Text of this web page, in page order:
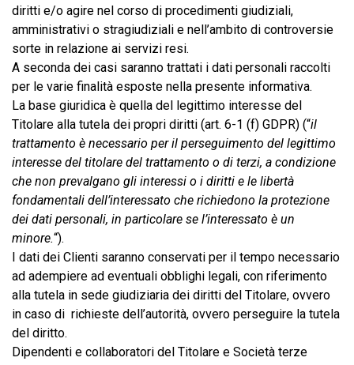
diritti e/o agire nel corso di procedimenti giudiziali,
amministrativi o stragiudiziali e nell’ambito di controversie
sorte in relazione ai servizi resi.
A seconda dei casi saranno trattati i dati personali raccolti
per le varie finalità esposte nella presente informativa.
La base giuridica è quella del legittimo interesse del
Titolare alla tutela dei propri diritti (art. 6-1 (f) GDPR) (“il
trattamento è necessario per il perseguimento del legittimo
interesse del titolare del trattamento o di terzi, a condizione
che non prevalgano gli interessi o i diritti e le libertà
fondamentali dell’interessato che richiedono la protezione
dei dati personali, in particolare se l’interessato è un
minore.“).
I dati dei Clienti saranno conservati per il tempo necessario
ad adempiere ad eventuali obblighi legali, con riferimento
alla tutela in sede giudiziaria dei diritti del Titolare, ovvero
in caso di richieste dell’autorità, ovvero perseguire la tutela
del diritto.
Dipendenti e collaboratori del Titolare e Società terze